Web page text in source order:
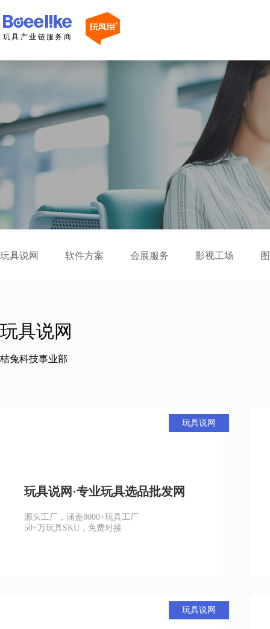
玩具产业链服务商
玩具说网 软件方案 会展服务 影视工场
玩具说网
桔兔科技事业部
玩具说网·专业玩具选品批发网
源头工厂，涵盖8000+玩具工厂
50+万玩具SKU，免费对接
玩具说网
玩具说网